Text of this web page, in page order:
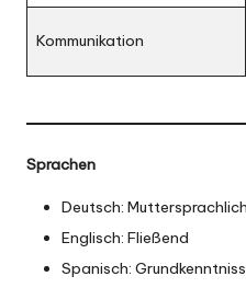
Kommunikation
Sprachen
Deutsch: Muttersprachlich
Englisch: Fließend
Spanisch: